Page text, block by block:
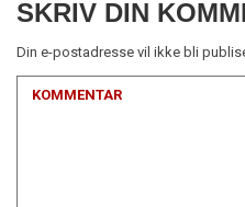
SKRIV DIN
Din e-postadresse vil ikke bli
KOMMENTAR